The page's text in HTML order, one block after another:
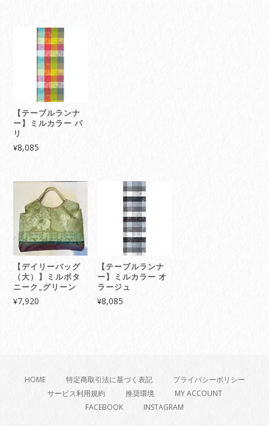
【テーブルランナ
ー】ミルカラー パ
リ
¥8,085
【デイリーバッグ
（大）】ミルボタ
ニーク_グリーン
¥7,920
【テーブルランナ
ー】ミルカラー オ
ラージュ
¥8,085
HOME 特定商取引法に基づく表記
プライバシーポリシー
サービス利用規約
推奨環境
MY ACCOUNT
FACEBOOK
INSTAGRAM